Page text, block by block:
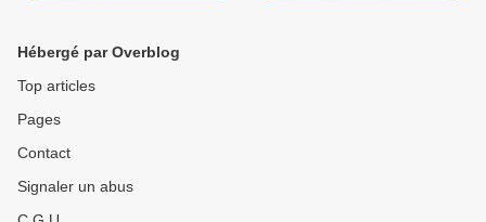
Hébergé par Overblog
Top articles
Pages
Contact
Signaler un abus